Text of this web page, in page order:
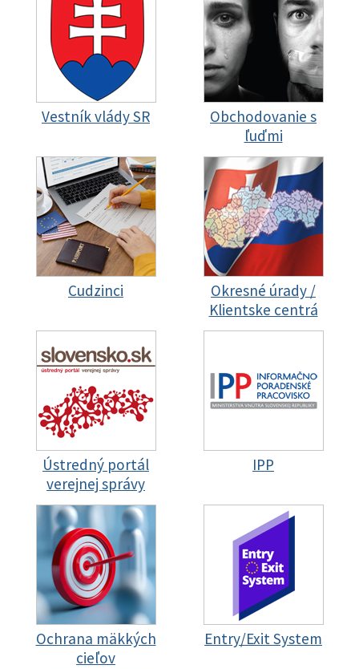
Vestník vlády SR
Obchodovanie s
ľuďmi
Cudzinci
Okresné úrady /
Klientske centrá
Ústredný portál
verejnej správy
IPP
Ochrana mäkkých
cieľov
Entry/Exit System